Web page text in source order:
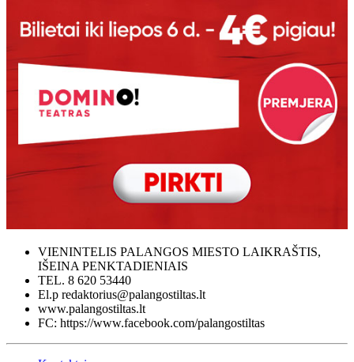
VIENINTELIS PALANGOS MIESTO LAIKRAŠTIS,
IŠEINA PENKTADIENIAIS
TEL. 8 620 53440
El.p redaktorius@palangostiltas.lt
www.palangostiltas.lt
FC: https://www.facebook.com/palangostiltas